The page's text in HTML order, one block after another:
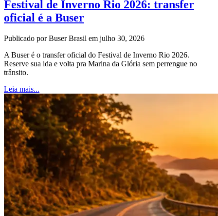
Festival de Inverno Rio 2026: transfer
oficial é a Buser
Publicado por Buser Brasil em julho 30, 2026
A Buser é o transfer oficial do Festival de Inverno Rio 2026.
Reserve sua ida e volta pra Marina da Glória sem perrengue no
trânsito.
Leia mais...